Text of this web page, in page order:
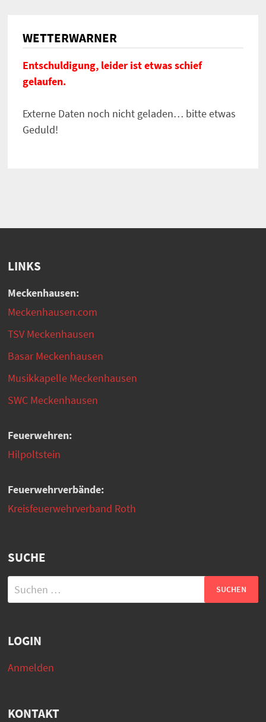
WETTERWARNER
Entschuldigung, leider ist etwas schief
gelaufen.
Externe Daten noch nicht geladen… bitte etwas
Geduld!
LINKS
Meckenhausen:
Meckenhausen.com
TSV Meckenhausen
Basar Meckenhausen
Musikkapelle Meckenhausen
SWC Meckenhausen
Feuerwehren:
Hilpoltstein
Feuerwehrverbände:
Kreisfeuerwehrverband Roth
SUCHE
Suchen
nach:
LOGIN
Anmelden
KONTAKT